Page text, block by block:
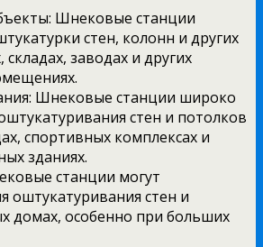
Шнековые станции
стен, колонн и других
заводах и других
Шнековые станции широко
стен и потолков
спортивных комплексах и
зданиях.
станции могут
оштукатуривания стен и
домах, особенно при больших